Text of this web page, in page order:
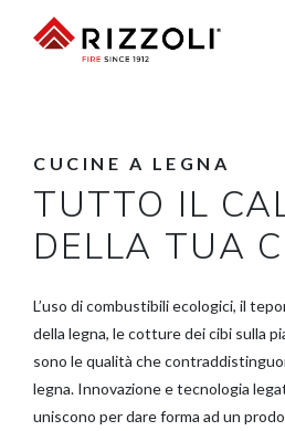
CUCINE A LEGNA
TUTTO IL
DELLA TUA
L’uso di combustibili ecologici, il
della legna, le cotture dei cibi sulla
sono le qualità che
legna. Innovazione e tecnologia
uniscono per dare forma ad un